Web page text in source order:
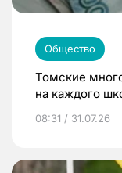
Общество
Томские
на каждого
08:31 / 31.07.26